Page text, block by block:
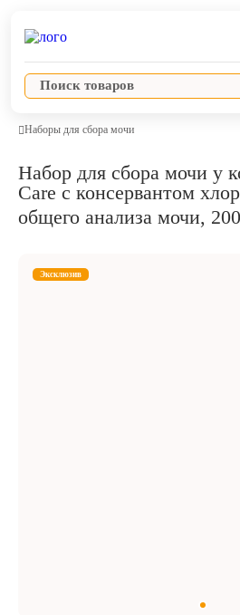
Ветпрепараты
Оборудование и оснащение ветеринарной
Корма и лакомства
Наборы для сбора мочи
Набор для сбора мочи у
Care с консервантом
общего анализа мочи,
Эксклюзив